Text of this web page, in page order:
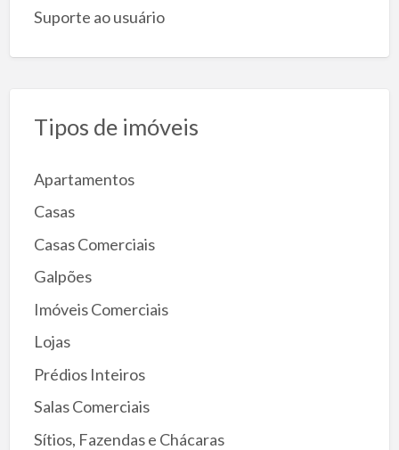
Suporte ao usuário
Tipos de imóveis
Apartamentos
Casas
Casas Comerciais
Galpões
Imóveis Comerciais
Lojas
Prédios Inteiros
Salas Comerciais
Sítios, Fazendas e Chácaras